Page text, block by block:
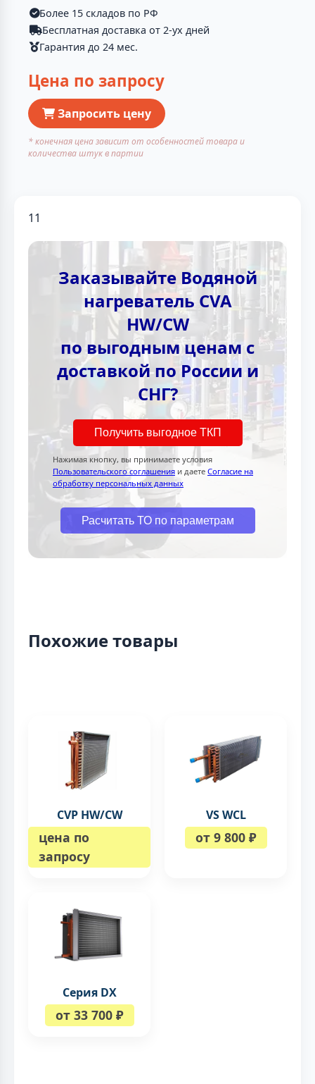
Более 15 складов по РФ
Бесплатная доставка от 2-ух дней
Гарантия до 24 мес.
Цена по запросу
Запросить цену
* конечная цена зависит от особенностей товара и
количества штук в партии
11
Заказывайте Водяной
нагреватель CVA
HW/CW
по выгодным ценам с
доставкой по России и
СНГ?
Получить выгодное ТКП
Нажимая кнопку, вы принимаете условия
Пользовательского соглашения и даете Согласие на
обработку персональных данных
Расчитать ТО по параметрам
Похожие товары
CVP HW/CW
цена по
запросу
VS WCL
от 9 800 ₽
Серия DX
от 33 700 ₽